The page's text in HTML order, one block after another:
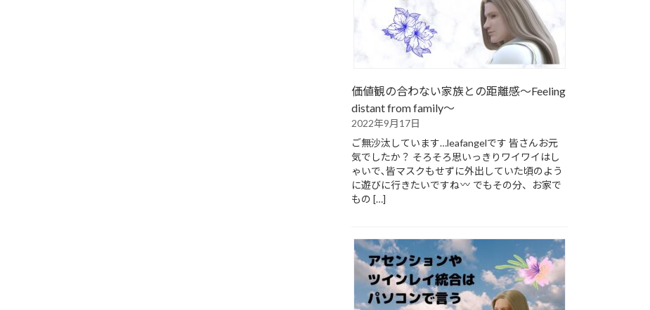
価値観の合わない家族との距離感～Feeling
distant from family～
2022年9月17日
ご無沙汰しています…leafangelです 皆さんお元
気でしたか？ そろそろ思いっきりワイワイはし
ゃいで､皆マスクもせずに外出していた頃のよう
に遊びに行きたいですね
でもその分、お家で
もの […]